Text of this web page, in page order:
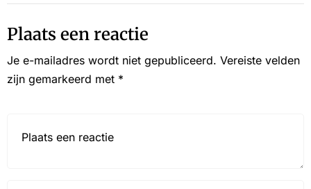
Plaats een reactie
Je e-mailadres wordt niet gepubliceerd. Vereiste velden
zijn gemarkeerd met *